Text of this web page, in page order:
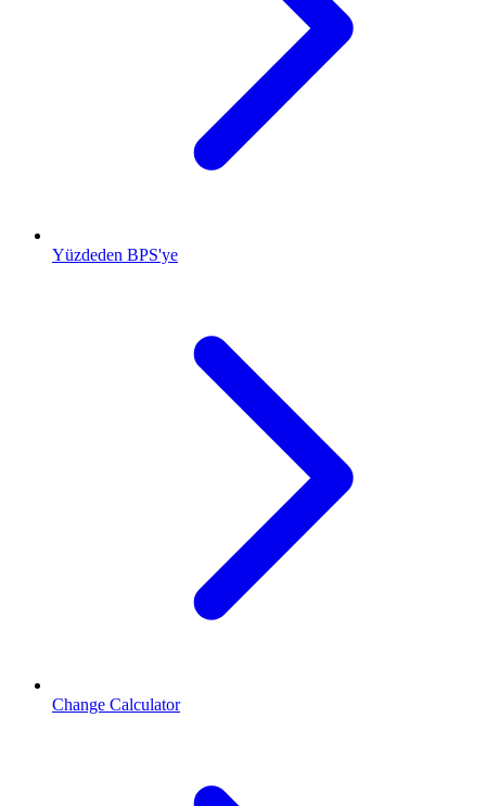
Yüzdeden BPS'ye
Change Calculator